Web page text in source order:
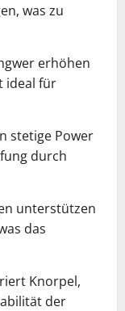
was zu
erhöhen
ideal für
stetige Power
durch
unterstützen
das
Knorpel,
der